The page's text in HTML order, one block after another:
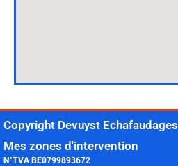
Copyright Devuyst Echafaudages
Mes zones d'intervention
N°TVA BE0799893672